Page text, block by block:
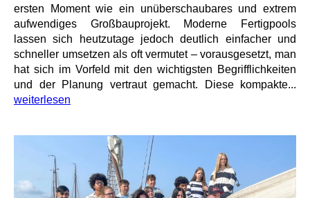
ersten Moment wie ein unüberschaubares und extrem
aufwendiges Großbauprojekt. Moderne Fertigpools
lassen sich heutzutage jedoch deutlich einfacher und
schneller umsetzen als oft vermutet – vorausgesetzt, man
hat sich im Vorfeld mit den wichtigsten Begrifflichkeiten
und der Planung vertraut gemacht. Diese kompakte...
weiterlesen